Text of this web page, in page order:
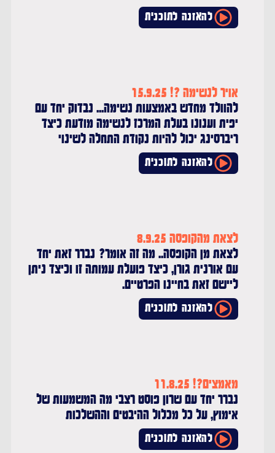
להאזנה לתוכנית
אויר לנשימה ?! 15.9.25
להוולד מחדש באמצעות נשימה... נבדוק יחד עם
יפית וענונו בעלת המרכז לנשימה מודעת כיצד
ריברסינג יכול להיות נקודת התחלה לשינוי
להאזנה לתוכנית
לצאת מהקופסה 8.9.25
לצאת מן הקופסה.. מה זה אומר? נברר זאת יחד
עם אורנית גורן, כיצד פועלת עמותה זו וכיצד ניתן
ליישם זאת בחיינו הפרטיים.
להאזנה לתוכנית
מאמצים?! 11.8.25
נברר יחד עם שרון פוסט רצבי מה המשמעות של
אימוץ, על כל מכלול ההיבטים וההשלכות
להאזנה לתוכנית
רדיו סול - שידור חי
עכשיו בשידור:לכה דודי